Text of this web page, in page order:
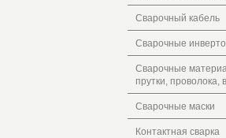
Сварочный кабель
Сварочные
Сварочные
прутки,
Сварочные маски
Контактная сварка